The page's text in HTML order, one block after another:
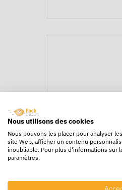
Optimisez vos
mais légers,
Nous utilisons des cookies
Nous pouvons les placer pour analyser
site Web, afficher un contenu
inoubliable. Pour plus d'informations sur
paramètres.